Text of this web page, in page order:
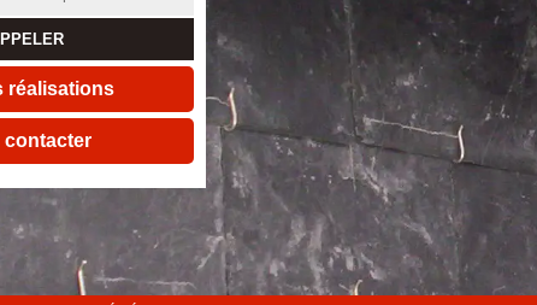
réalisations
contacter